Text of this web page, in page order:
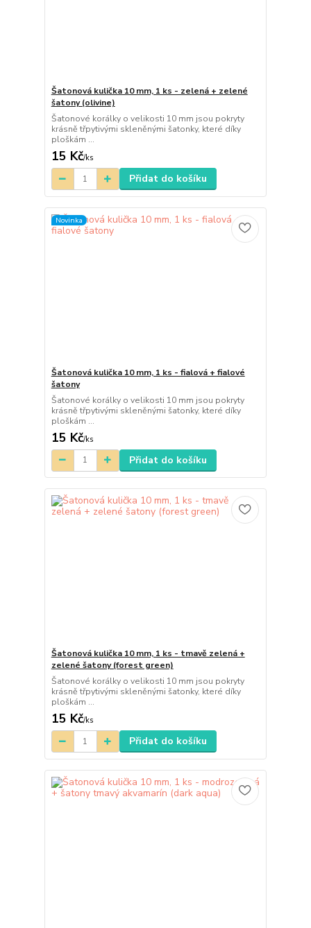
Šatonová kulička 10 mm, 1 ks - zelená + zelené
šatony (olivine)
Šatonové korálky o velikosti 10 mm jsou pokryty
krásně třpytivými skleněnými šatonky, které díky
ploškám ...
15 Kč/ks
Přidat do košíku
Novinka
Šatonová kulička 10 mm, 1 ks - fialová + fialové
šatony
Šatonové korálky o velikosti 10 mm jsou pokryty
krásně třpytivými skleněnými šatonky, které díky
ploškám ...
15 Kč/ks
Přidat do košíku
Šatonová kulička 10 mm, 1 ks - tmavě zelená +
zelené šatony (forest green)
Šatonové korálky o velikosti 10 mm jsou pokryty
krásně třpytivými skleněnými šatonky, které díky
ploškám ...
15 Kč/ks
Přidat do košíku